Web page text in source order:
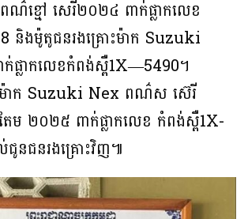
ខ្មៅ សេរី២០២៤ ពាក់ផ្លាកលេខ
និងម៉ូតូជនរងគ្រោះម៉ាក Suzuki
លាកលេខកំពង់ស្ពឺ1X—5490។
តូម៉ាក Suzuki Nex ពណ៌ស ស៊េរី
ម ២០២៥ ពាក់ផ្លាកលេខ កំពង់ស្ពឺ1X-
ជូនជនរងគ្រោះវិញ៕